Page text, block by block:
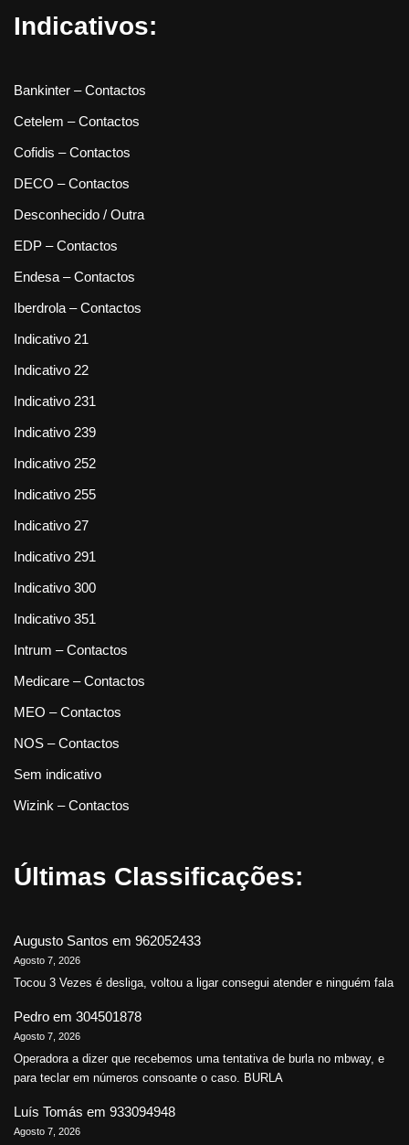
Indicativos:
Bankinter – Contactos
Cetelem – Contactos
Cofidis – Contactos
DECO – Contactos
Desconhecido / Outra
EDP – Contactos
Endesa – Contactos
Iberdrola – Contactos
Indicativo 21
Indicativo 22
Indicativo 231
Indicativo 239
Indicativo 252
Indicativo 255
Indicativo 27
Indicativo 291
Indicativo 300
Indicativo 351
Intrum – Contactos
Medicare – Contactos
MEO – Contactos
NOS – Contactos
Sem indicativo
Wizink – Contactos
Últimas Classificações:
Augusto Santos em 962052433
Agosto 7, 2026
Tocou 3 Vezes é desliga, voltou a ligar consegui atender e ninguém fala
Pedro em 304501878
Agosto 7, 2026
Operadora a dizer que recebemos uma tentativa de burla no mbway, e
para teclar em números consoante o caso. BURLA
Luís Tomás em 933094948
Agosto 7, 2026